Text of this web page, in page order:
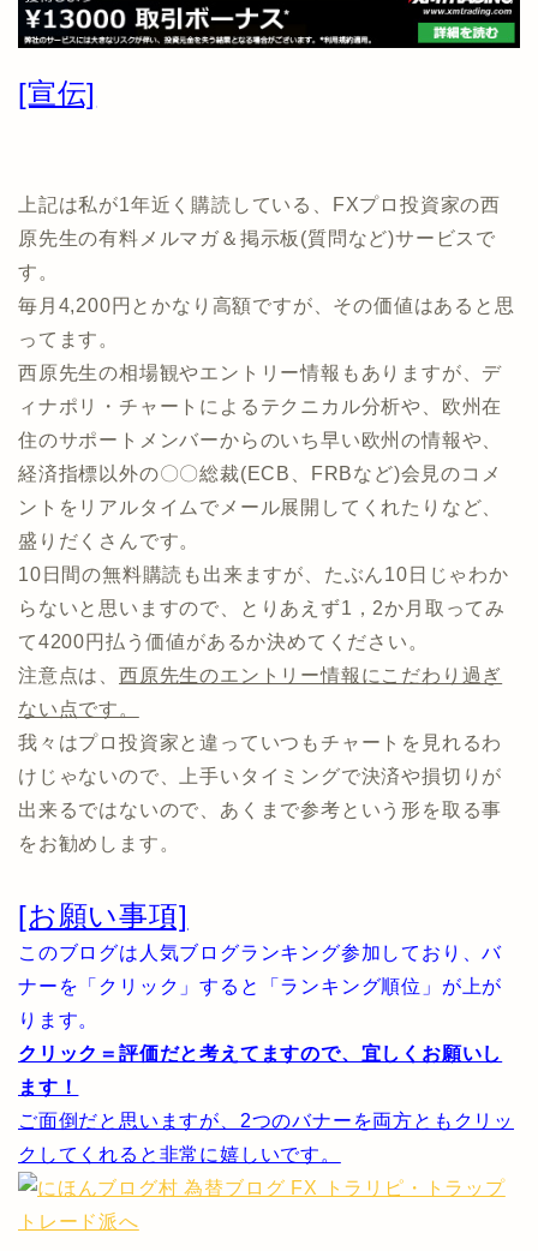
[宣伝]
上記は私が1年近く購読している、FXプロ投資家の西
原先生の有料メルマガ＆掲示板(質問など)サービスで
す。
毎月4,200円とかなり高額ですが、その価値はあると思
ってます。
西原先生の相場観やエントリー情報もありますが、デ
ィナポリ・チャートによるテクニカル分析や、欧州在
住のサポートメンバーからのいち早い欧州の情報や、
経済指標以外の〇〇総裁(ECB、FRBなど)会見のコメ
ントをリアルタイムでメール展開してくれたりなど、
盛りだくさんです。
10日間の無料購読も出来ますが、たぶん10日じゃわか
らないと思いますので、とりあえず1，2か月取ってみ
て4200円払う価値があるか決めてください。
注意点は、 西原先生のエントリー情報にこだわり過ぎ
ない点です。
我々はプロ投資家と違っていつもチャートを見れるわ
けじゃないので、上手いタイミングで決済や損切りが
出来るではないので、あくまで参考という形を取る事
をお勧めします。
[お願い事項]
このブログは人気ブログランキング参加しており、バ
ナーを「クリック」すると「ランキング順位」が上が
ります。
クリック＝評価だと考えてますので、宜しくお願いし
ます！
ご面倒だと思いますが、2つのバナーを両方ともクリッ
クしてくれると非常に嬉しいです。